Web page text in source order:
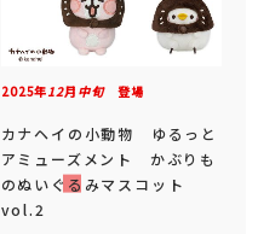
2025年12月 中旬登場
カナヘイの小動物 ゆるっと
アミューズメント かぶりも
のぬいぐるみマスコット
vol.2